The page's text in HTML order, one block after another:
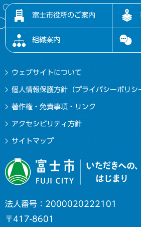
富士市役所のご案内
組織案内
ウェブサイトについて
個人情報保護方針（プライバシーポリシ
著作権・免責事項・リンク
アクセシビリティ方針
サイトマップ
法人番号：2000020222101
〒417-8601